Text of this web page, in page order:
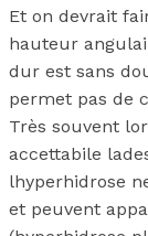
Et on devrait
hauteur
dur est sans
permet pas de
Très souvent
accettabile
lhyperhidrose
et peuvent